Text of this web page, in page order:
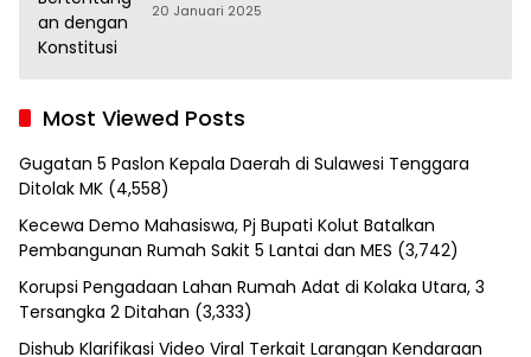
20 Januari 2025
Most Viewed Posts
Gugatan 5 Paslon Kepala Daerah di Sulawesi Tenggara
Ditolak MK (4,558)
Kecewa Demo Mahasiswa, Pj Bupati Kolut Batalkan
Pembangunan Rumah Sakit 5 Lantai dan MES (3,742)
Korupsi Pengadaan Lahan Rumah Adat di Kolaka Utara, 3
Tersangka 2 Ditahan (3,333)
Dishub Klarifikasi Video Viral Terkait Larangan Kendaraan